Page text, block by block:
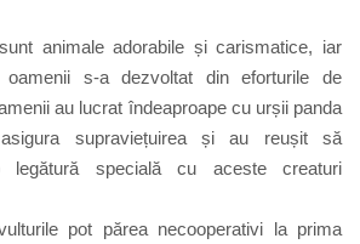
animale adorabile și carismatice, iar
s-a dezvoltat din eforturile de
au lucrat îndeaproape cu urșii panda
supraviețuirea și au reușit să
legătură specială cu aceste creaturi
pot părea necooperativi la prima